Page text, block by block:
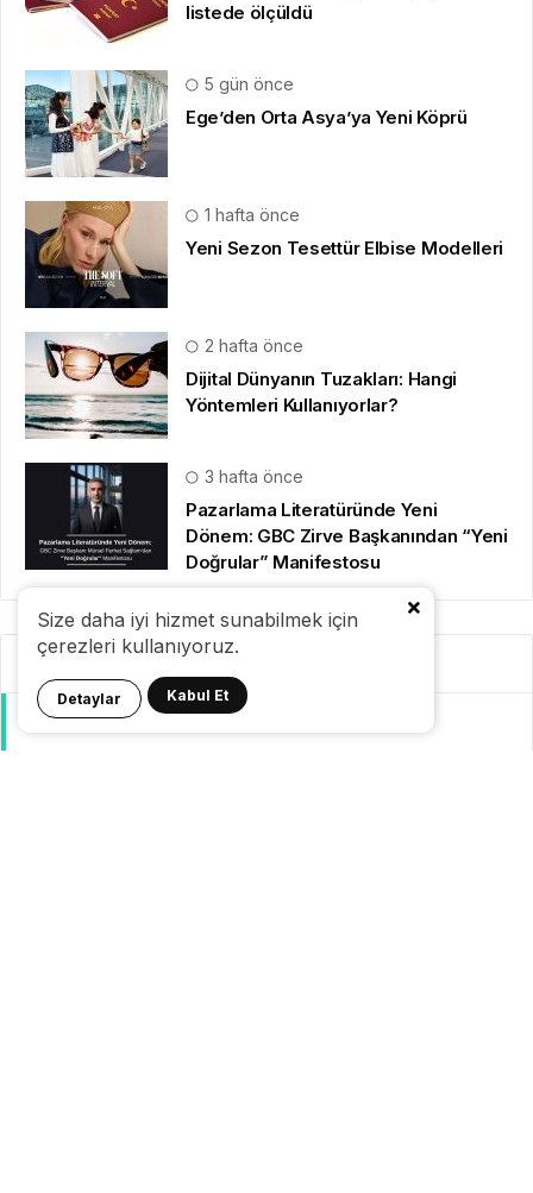
Size daha iyi hizmet sunabilmek için
çerezleri kullanıyoruz.
Detaylar Kabul Et
listede ölçüldü
5 gün önce
Ege’den Orta Asya’ya Yeni Köprü
1 hafta önce
Yeni Sezon Tesettür Elbise Modelleri
2 hafta önce
Dijital Dünyanın Tuzakları: Hangi
Yöntemleri Kullanıyorlar?
3 hafta önce
Pazarlama Literatüründe Yeni
Dönem: GBC Zirve Başkanından “Yeni
Doğrular” Manifestosu
Kategoriler
GeziBlog